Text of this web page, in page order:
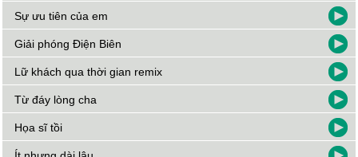
Sự ưu tiên của em
Giải phóng Điện Biên
Lữ khách qua thời gian remix
Từ đáy lòng cha
Họa sĩ tồi